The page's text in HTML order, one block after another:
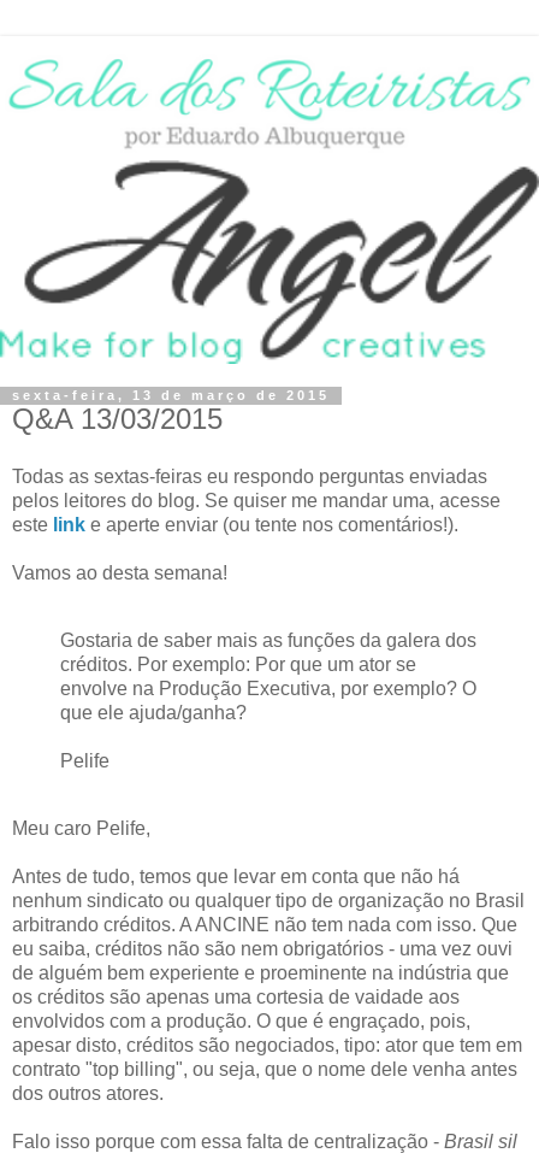
sexta-feira, 13 de março de 2015
Q&A 13/03/2015
Todas as sextas-feiras eu respondo perguntas enviadas
pelos leitores do blog. Se quiser me mandar uma, acesse
este link e aperte enviar (ou tente nos comentários!).
Vamos ao desta semana!
Gostaria de saber mais as funções da galera dos
créditos. Por exemplo: Por que um ator se
envolve na Produção Executiva, por exemplo? O
que ele ajuda/ganha?
Pelife
Meu caro Pelife,
Antes de tudo, temos que levar em conta que não há
nenhum sindicato ou qualquer tipo de organização no Brasil
arbitrando créditos. A ANCINE não tem nada com isso. Que
eu saiba, créditos não são nem obrigatórios - uma vez ouvi
de alguém bem experiente e proeminente na indústria que
os créditos são apenas uma cortesia de vaidade aos
envolvidos com a produção. O que é engraçado, pois,
apesar disto, créditos são negociados, tipo: ator que tem em
contrato "top billing", ou seja, que o nome dele venha antes
dos outros atores.
Falo isso porque com essa falta de centralização - Brasil sil